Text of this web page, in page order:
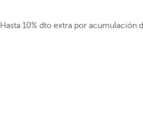
Hasta 10% dto extra por acumulación